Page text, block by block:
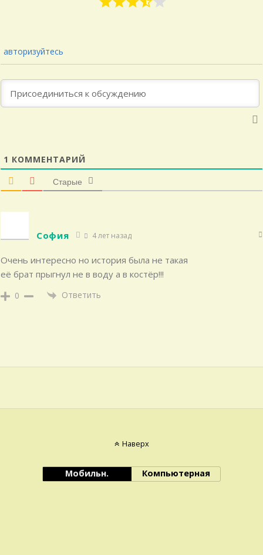
авторизуйтесь
1 КОММЕНТАРИЙ
Старые
София 4 лет назад
Очень интересно но история была не такая
её брат прыгнул не в воду а в костёр!!!
0 Ответить
Наверх
Мобильн. Компьютерная